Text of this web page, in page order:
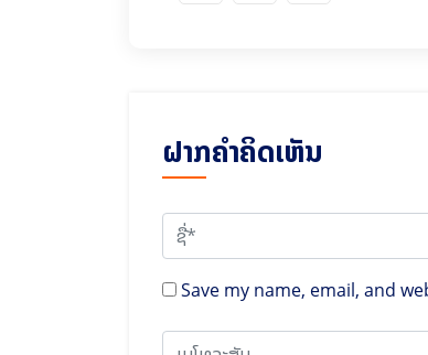
ຝາກຄຳຄິດເຫັນ
Save my name, email, and